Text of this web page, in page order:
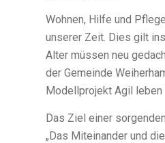
Wohnen, Hilfe und
unserer Zeit. Dies gilt
Alter müssen neu
der Gemeinde
Modellprojekt Agil
Das Ziel einer
„Das Miteinander und